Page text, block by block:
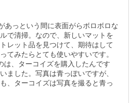
あっという間に表面がらボロボロな
で清掃。なので、新しいマットを
レット品を見つけて、期待はして
てみたらとても使いやすいです。
は、ターコイズを購入したんです
ました。写真は青っぽいですが、
、ターコイズは写真を撮ると青っ